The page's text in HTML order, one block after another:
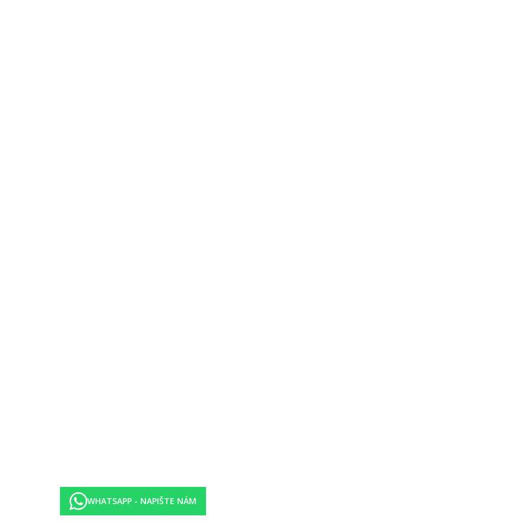
a začnete den. Ať už se zdržíte u snídaně, vychutnáváte si máslové croissanty a šálek čerstvé pomerančové šťávy, nebo se rovnou vydáte
jak si přejete. Když horko dosáhne vrcholu, osvěžte se v bazénu se svými nejbližšími, sdílejte s nimi smích a vyzvěte skupinu na pár
oblečení nutností, každý má svůj vlastní chod – od předkrmů po dezerty – a koktejly jsou vždy čerstvě ručně připravované. Připravte si
který potřebujete k krájení, přípravě a servírování. Pak se rozhodněte, zda budete stolovat pod širým nebem pod hvězdami, nebo si jídlo
Až vás konečně dožene denní zábava, vklouzněte do měkkých prostěradel své postele a unořte se do snového spánku, připraveni si to
nádherné pláže nebo se vydejte na výlet lodí do mýtických jeskyní a skrytých zátok. S tolika objevitelnými zážitky hned za
okouzlujícího ostrova zamilovat.
mírném stoupání. Vchodové dveře mají šířku 93 cm, dveře na terasu jsou široké 91 cm. Šířka cesty k bazénu je 103 cm. Při odchodu z vily
a rovná plocha. Samotný bazén má přístup po schodech. Při vstupu do vily vedou 2 schody dolů do otevřeného obývacího pokoje.
kout má dveře široké 64 cm. Do prvního patra vede 17 schodů, dveře do ložnice s dvěma lůžky jsou široké 77 cm a dveře do
do obývacího pokoje 163 cm. *Upozorňujeme, že i když bylo vynaloženo veškeré úsilí k zajištění přesnosti poskytnutých informací,
WHATSAPP - NAPIŠTE NÁM